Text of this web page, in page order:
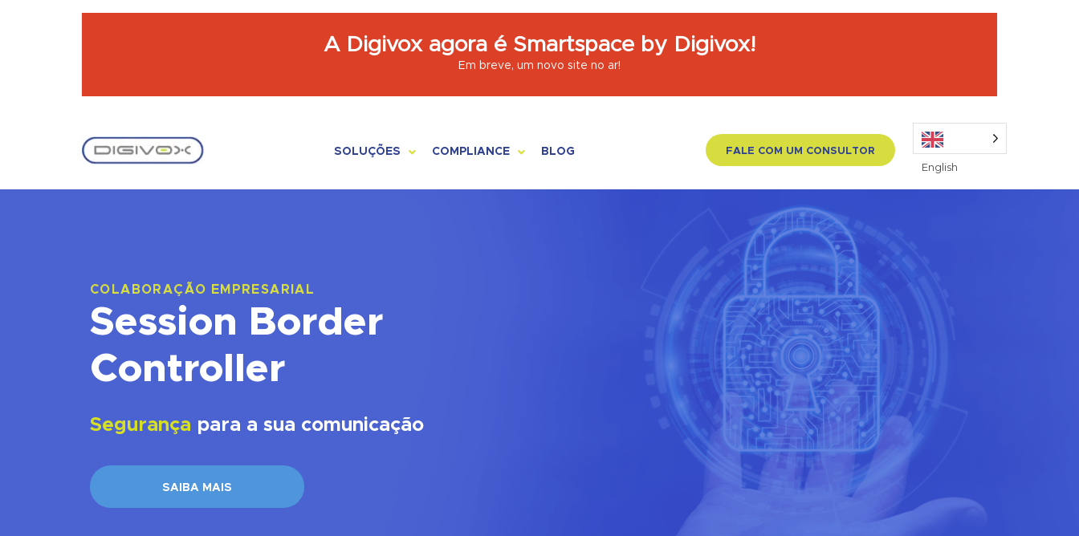
A Digivox agora é Smartspace by Digivox!
Em breve, um novo site no ar!
SOLUÇÕES
POR SEGMENTO
SERVIÇOS FINANCEIROS
PROVEDORES E OPERADORAS
COMPLIANCE BLOG FALE COM UM CONSULTOR
English
COLABORAÇÃO EMPRESARIAL
Session Border
Controller
Segurança para a sua comunicação
SAIBA MAIS